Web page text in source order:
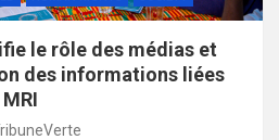
le rôle des médias et
des informations liées